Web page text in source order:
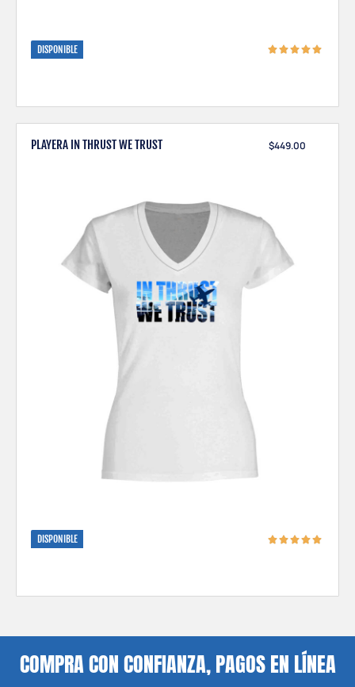
DISPONIBLE
PLAYERA IN THRUST WE TRUST $449.00
DISPONIBLE
COMPRA CON CONFIANZA, PAGOS EN LÍNEA